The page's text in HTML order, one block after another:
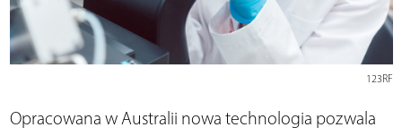
123RF
Opracowana w Australii nowa technologia pozwala